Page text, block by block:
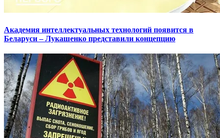
Академия интеллектуальных технологий появится в
Беларуси – Лукашенко представили концепцию